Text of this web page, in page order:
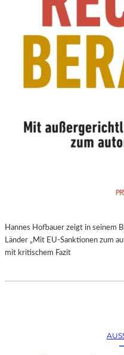
Hannes Hofbauer zeigt in seinem
Länder „Mit EU-Sanktionen zum
mit kritischem Fazit